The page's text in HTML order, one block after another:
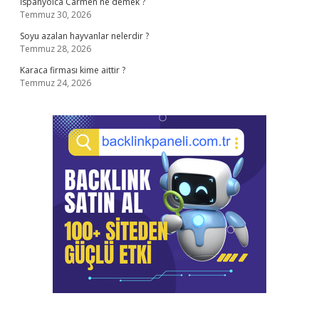
Temmuz 30, 2026
Soyu azalan hayvanlar nelerdir ?
Temmuz 28, 2026
Karaca firması kime aittir ?
Temmuz 24, 2026